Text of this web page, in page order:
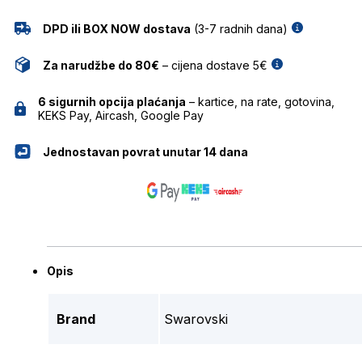
DPD ili BOX NOW dostava (3-7 radnih dana)
Za narudžbe do 80€ – cijena dostave 5€
6 sigurnih opcija plaćanja – kartice, na rate, gotovina,
KEKS Pay, Aircash, Google Pay
Jednostavan povrat unutar 14 dana
Opis
Brand Swarovski